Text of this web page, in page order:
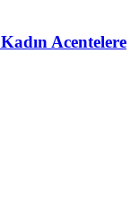
Acentelere